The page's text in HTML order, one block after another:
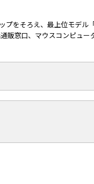
プをそろえ、最上位モデ
販窓口、マウスコンピュ